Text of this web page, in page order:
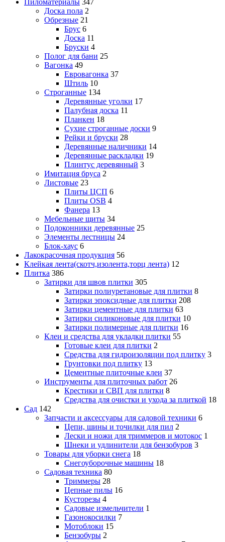
Пиломатериалы 347
Доска пола 2
Обрезные 21
Брус 6
Доска 11
Бруски 4
Полог для бани 25
Вагонка 49
Евровагонка 37
Штиль 10
Строганные 134
Деревянные уголки 17
Палубная доска 11
Планкен 18
Сухие строганные доски 9
Рейки и бруски 28
Деревянные наличники 14
Деревянные раскладки 19
Плинтус деревянный 3
Имитация бруса 2
Листовые 23
Плиты ЦСП 6
Плиты OSB 4
Фанера 13
Мебельные щиты 34
Подоконники деревянные 25
Элементы лестницы 24
Блок-хаус 6
Лакокрасочная продукция 56
Клейкая лента(скотч,изолента,торц лента) 12
Плитка 386
Затирки для швов плитки 305
Затирки полиуретановые для плитки 8
Затирки эпоксидные для плитки 208
Затирки цементные для плитки 63
Затирки силиконовые для плитки 10
Затирки полимерные для плитки 16
Клеи и средства для укладки плитки 55
Готовые клеи для плитки 2
Средства для гидроизоляции под плитку 3
Грунтовки под плитку 13
Цементные плиточные клеи 37
Инструменты для плиточных работ 26
Крестики и СВП для плитки 8
Средства для очистки и ухода за плиткой 18
Сад 142
Запчасти и аксессуары для садовой техники 6
Цепи, шины и точилки для пил 2
Лески и ножи для триммеров и мотокос 1
Шнеки и удлинители для бензобуров 3
Товары для уборки снега 18
Снегоуборочные машины 18
Садовая техника 80
Триммеры 28
Цепные пилы 16
Кусторезы 4
Садовые измельчители 1
Газонокосилки 7
Мотоблоки 15
Бензобуры 2